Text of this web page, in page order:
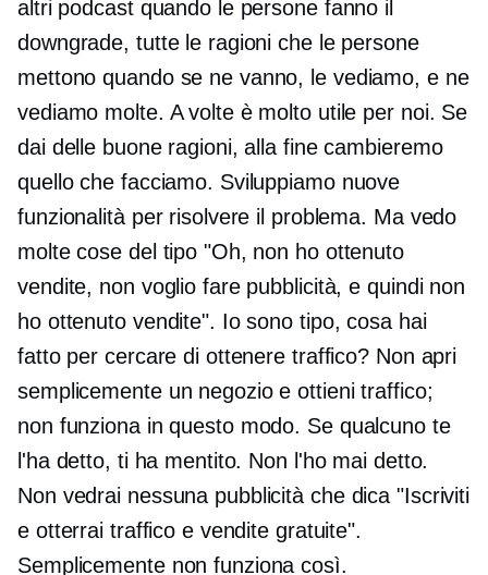
altri podcast quando le persone fanno il
downgrade, tutte le ragioni che le persone
mettono quando se ne vanno, le vediamo, e ne
vediamo molte. A volte è molto utile per noi. Se
dai delle buone ragioni, alla fine cambieremo
quello che facciamo. Sviluppiamo nuove
funzionalità per risolvere il problema. Ma vedo
molte cose del tipo "Oh, non ho ottenuto
vendite, non voglio fare pubblicità, e quindi non
ho ottenuto vendite". Io sono tipo, cosa hai
fatto per cercare di ottenere traffico? Non apri
semplicemente un negozio e ottieni traffico;
non funziona in questo modo. Se qualcuno te
l'ha detto, ti ha mentito. Non l'ho mai detto.
Non vedrai nessuna pubblicità che dica "Iscriviti
e otterrai traffico e vendite gratuite".
Semplicemente non funziona così.